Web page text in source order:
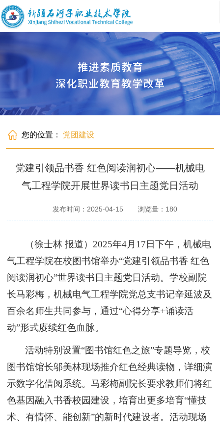
您的位置： 党团建设
党建引领品书香 红色阅读润初心——机械电
气工程学院开展世界读书日主题党日活动
发布时间：2025-04-15 浏览量： 180
（徐士林 报道） 2025年4月17日下午，机械电
气工程学院在校图书馆举办“党建引领品书香 红色
阅读润初心”世界读书日主题党日活动。学校副院
长马彩梅，机械电气工程学院党总支书记辛延波及
百余名师生共同参与，通过“心得分享+诵读活
动”形式赓续红色血脉。
活动特别设置“图书馆红色之旅”专题导览，校
图书馆馆长邬美林现场推介红色经典读物，详细演
示数字化借阅系统。马彩梅副院长要求教师们将红
色基因融入书香校园建设，培育出更多培育“懂技
术、有情怀、能创新”的新时代建设者。活动现场